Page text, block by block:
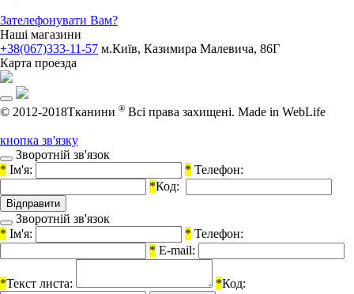
Зателефонувати Вам?
Наші магазини
+38(067)333-11-57 м.Київ, Казимира Малевича, 86Г
Карта проезда
© 2012-2018Тканини ® Всі права захищені. Made in WebLife
кнопка зв'язку
Зворотній зв'язок
* Ім'я: * Телефон:
*Код:
Зворотній зв'язок
* Ім'я: * Телефон:
* E-mail:
*Текст листа: *Код: